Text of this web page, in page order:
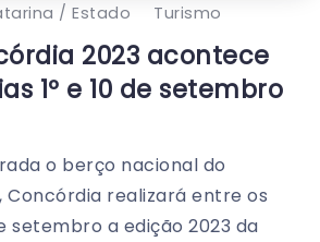
/ Estado Turismo
2023 acontece
1º e 10 de setembro
o berço nacional do
Concórdia realizará entre os
setembro a edição 2023 da